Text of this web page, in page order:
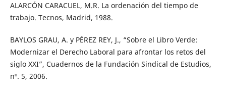
ALARCÓN CARACUEL, M.R. La ordenación del tiempo de
trabajo. Tecnos, Madrid, 1988.
BAYLOS GRAU, A. y PÉREZ REY, J., “Sobre el Libro Verde:
Modernizar el Derecho Laboral para afrontar los retos del
siglo XXI”, Cuadernos de la Fundación Sindical de Estudios,
nº. 5, 2006.